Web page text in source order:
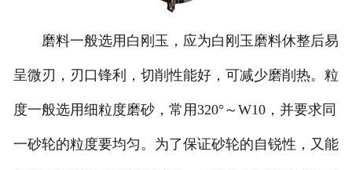
磨料一般选用白刚玉，应为白刚玉磨料休整后易
呈微刃，刃口锋利，切削性能好，可减少磨削热。粒
度一般选用细粒度磨砂，常用320°～W10，并要求同
一砂轮的粒度要均匀。为了保证砂轮的自锐性，又能